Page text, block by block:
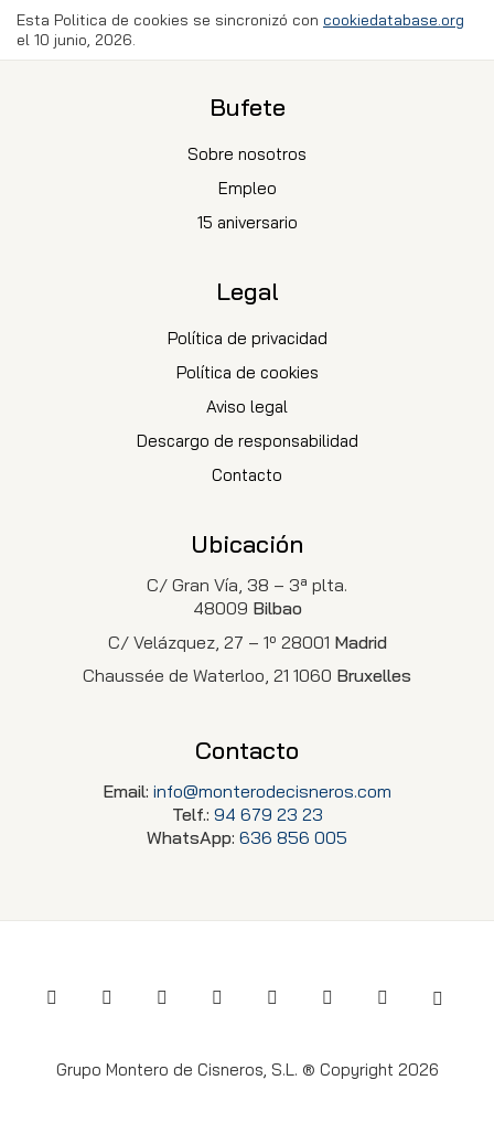
Esta Politica de cookies se sincronizó con cookiedatabase.org
el 10 junio, 2026.
Bufete
Sobre nosotros
Empleo
15 aniversario
Legal
Política de privacidad
Política de cookies
Aviso legal
Descargo de responsabilidad
Contacto
Ubicación
C/ Gran Vía, 38 – 3ª plta.
48009 Bilbao
C/ Velázquez, 27 – 1º 28001 Madrid
Chaussée de Waterloo, 21 1060 Bruxelles
Contacto
Email: info@monterodecisneros.com
Telf.: 94 679 23 23
WhatsApp: 636 856 005
Grupo Montero de Cisneros, S.L. ® Copyright 2026